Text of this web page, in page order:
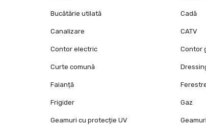
Bucătărie utilată Cadă
Canalizare CATV
Contor electric Contor
Curte comună
Faianță
Frigider Gaz
Geamuri cu protecție UV